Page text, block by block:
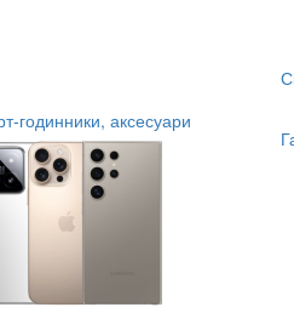
годинники, аксесуари